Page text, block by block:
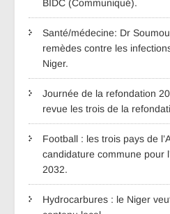
BIDC (Communiqué).
Santé/médecine: Dr
remèdes contre les
Niger.
Journée de la refondation
revue les trois de la
Football : les trois pays de
candidature commune pour
2032.
Hydrocarbures : le Niger